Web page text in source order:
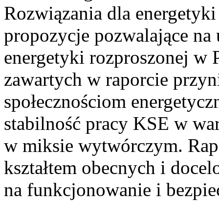
Rozwiązania dla
propozycje pozwalające
energetyki rozproszonej w
zawartych w raporcie
społecznościom
stabilność pracy KSE w
w miksie wytwórczym.
kształtem obecnych i
na funkcjonowanie i